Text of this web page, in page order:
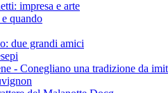
impresa e arte
quando
due grandi amici
- Conegliano una tradizione da